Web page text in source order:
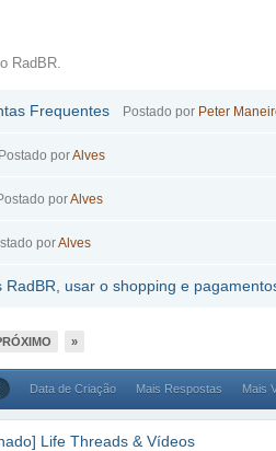
RadBR.
Frequentes Postado por Peter
Postado porAlves
porAlves
porAlves
RadBR, usar o shopping e
»
Data de Criação Mais Respostas Mais
Life Threads & Vídeos